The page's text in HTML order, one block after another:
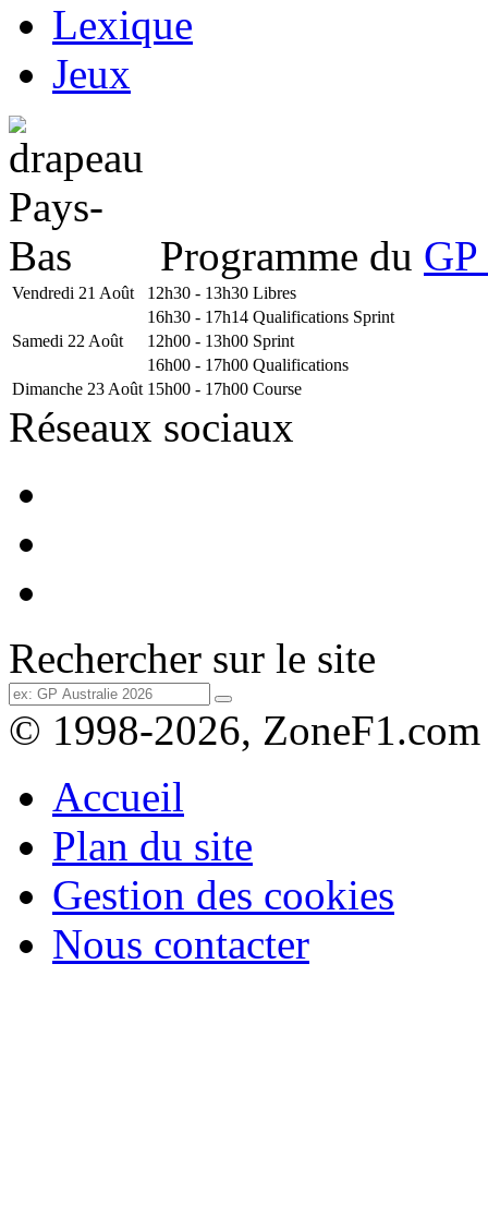
Lexique
Jeux
Programme du
Vendredi 21 Août 12h30 - 13h30 Libres
16h30 - 17h14 Qualifications Sprint
Samedi 22 Août
12h00 - 13h00 Sprint
16h00 - 17h00 Qualifications
Dimanche 23 Août 15h00 - 17h00 Course
Réseaux sociaux
Rechercher sur le site
© 1998-2026, ZoneF1.com
Accueil
Plan du site
Gestion des cookies
Nous contacter